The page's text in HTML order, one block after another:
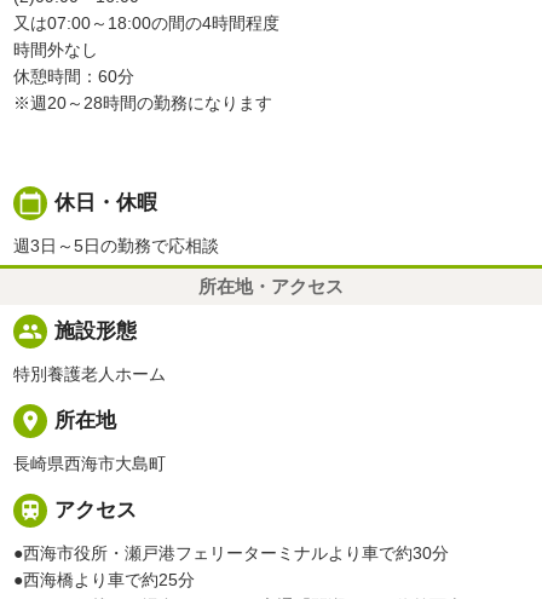
又は07:00～18:00の間の4時間程度
時間外なし
休憩時間：60分
※週20～28時間の勤務になります
calendar_today 休日・休暇
週3日～5日の勤務で応相談
所在地・アクセス
people 施設形態
特別養護老人ホーム
place 所在地
長崎県西海市大島町
 アクセス
●西海市役所・瀬戸港フェリーターミナルより車で約30分
●西海橋より車で約25分